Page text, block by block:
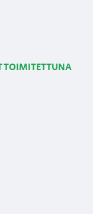
TOIMITETTUNA